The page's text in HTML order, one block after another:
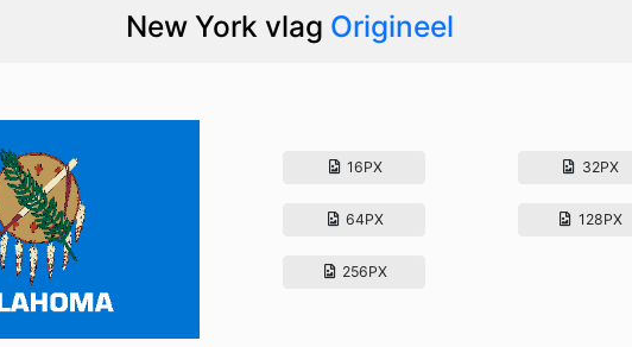
New York vlag Origineel
16PX 32PX
64PX 128PX
256PX